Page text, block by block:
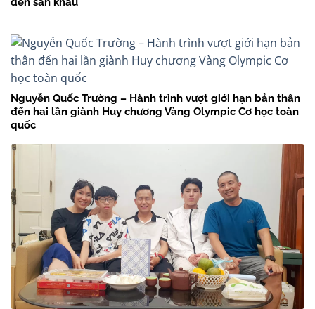
Nguyễn Quốc Trường – Hành trình vượt giới hạn bản thân
đến hai lần giành Huy chương Vàng Olympic Cơ học toàn
quốc